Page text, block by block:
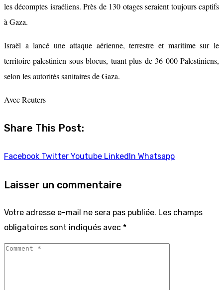
les décomptes israéliens. Près de 130 otages seraient toujours captifs
à Gaza.
Israël a lancé une attaque aérienne, terrestre et maritime sur le
territoire palestinien sous blocus, tuant plus de 36 000 Palestiniens,
selon les autorités sanitaires de Gaza.
Avec Reuters
Share This Post:
Facebook Twitter Youtube LinkedIn Whatsapp
Laisser un commentaire
Votre adresse e-mail ne sera pas publiée. Les champs
obligatoires sont indiqués avec *